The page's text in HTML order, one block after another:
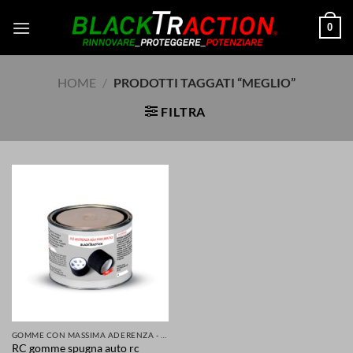
0
HOME / PRODOTTI TAGGATI “MEGLIO”
FILTRA
RC gomme spugna auto rc